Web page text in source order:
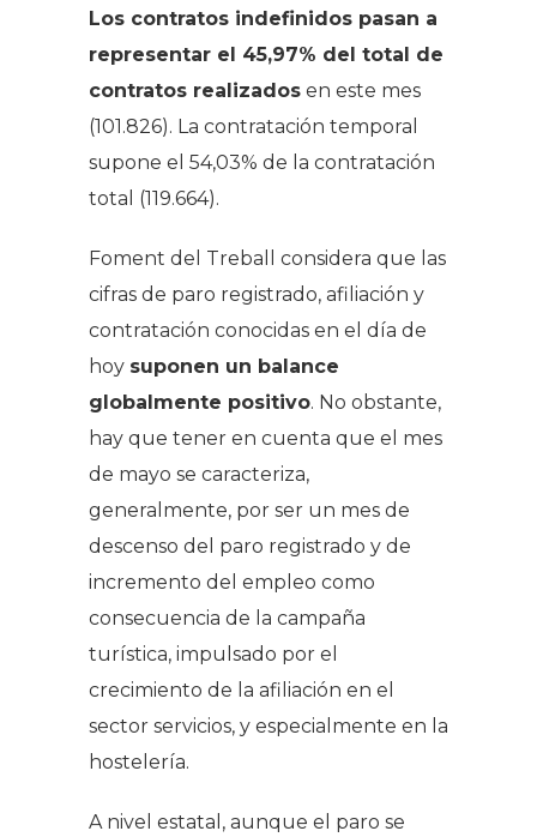
Los contratos indefinidos pasan a
representar el 45,97% del total de
contratos realizados en este mes
(101.826). La contratación temporal
supone el 54,03% de la contratación
total (119.664).
Foment del Treball considera que las
cifras de paro registrado, afiliación y
contratación conocidas en el día de
hoy suponen un balance
globalmente positivo. No obstante,
hay que tener en cuenta que el mes
de mayo se caracteriza,
generalmente, por ser un mes de
descenso del paro registrado y de
incremento del empleo como
consecuencia de la campaña
turística, impulsado por el
crecimiento de la afiliación en el
sector servicios, y especialmente en la
hostelería.
A nivel estatal, aunque el paro se